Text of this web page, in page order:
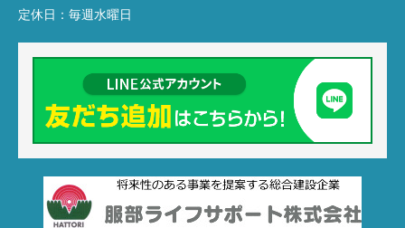
定休日： 毎週水曜日